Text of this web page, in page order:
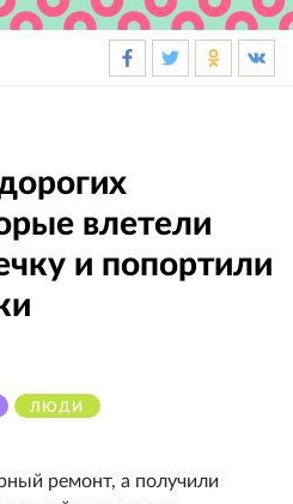
влетели
и попортили
ЛЮДИ
ремонт, а получили